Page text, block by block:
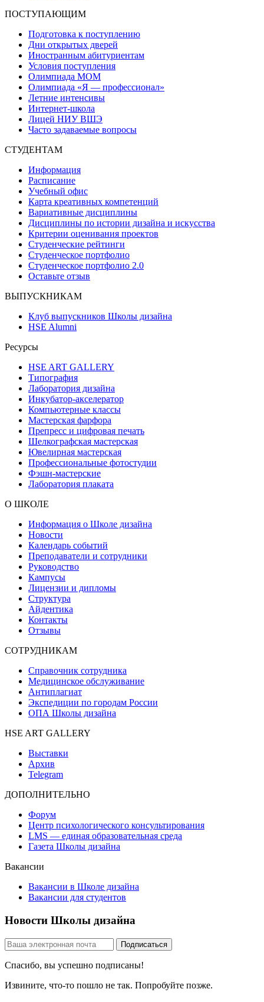
ПОСТУПАЮЩИМ
Подготовка к поступлению
Дни открытых дверей
Иностранным абитуриентам
Условия поступления
Олимпиада МОМ
Олимпиада «Я — профессионал»
Летние интенсивы
Интернет-школа
Лицей НИУ ВШЭ
Часто задаваемые вопросы
СТУДЕНТАМ
Информация
Расписание
Учебный офис
Карта креативных компетенций
Вариативные дисциплины
Дисциплины по истории дизайна и искусства
Критерии оценивания проектов
Студенческие рейтинги
Студенческое портфолио
Студенческое портфолио 2.0
Оставьте отзыв
ВЫПУСКНИКАМ
Клуб выпускников Школы дизайна
HSE Alumni
Ресурсы
HSE ART GALLERY
Типография
Лаборатория дизайна
Инкубатор-акселератор
Компьютерные классы
Мастерская фарфора
Препресс и цифровая печать
Шелкографская мастерская
Ювелирная мастерская
Профессиональные фотостудии
Фэшн-мастерские
Лаборатория плаката
О ШКОЛЕ
Информация о Школе дизайна
Новости
Календарь событий
Преподаватели и сотрудники
Руководство
Кампусы
Лицензии и дипломы
Структура
Айдентика
Контакты
Отзывы
СОТРУДНИКАМ
Справочник сотрудника
Медицинское обслуживание
Антиплагиат
Экспедиции по городам России
ОПА Школы дизайна
HSE ART GALLERY
Выставки
Архив
Telegram
ДОПОЛНИТЕЛЬНО
Форум
Центр психологического консультирования
LMS — единая образовательная среда
Газета Школы дизайна
Вакансии
Вакансии в Школе дизайна
Вакансии для студентов
Новости Школы дизайна
Спасибо, вы успешно подписаны!
Извините, что-то пошло не так. Попробуйте позже.